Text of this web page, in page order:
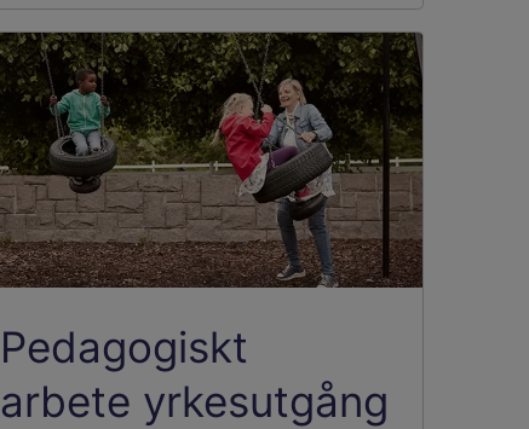
Pedagogiskt
arbete yrkesutgång